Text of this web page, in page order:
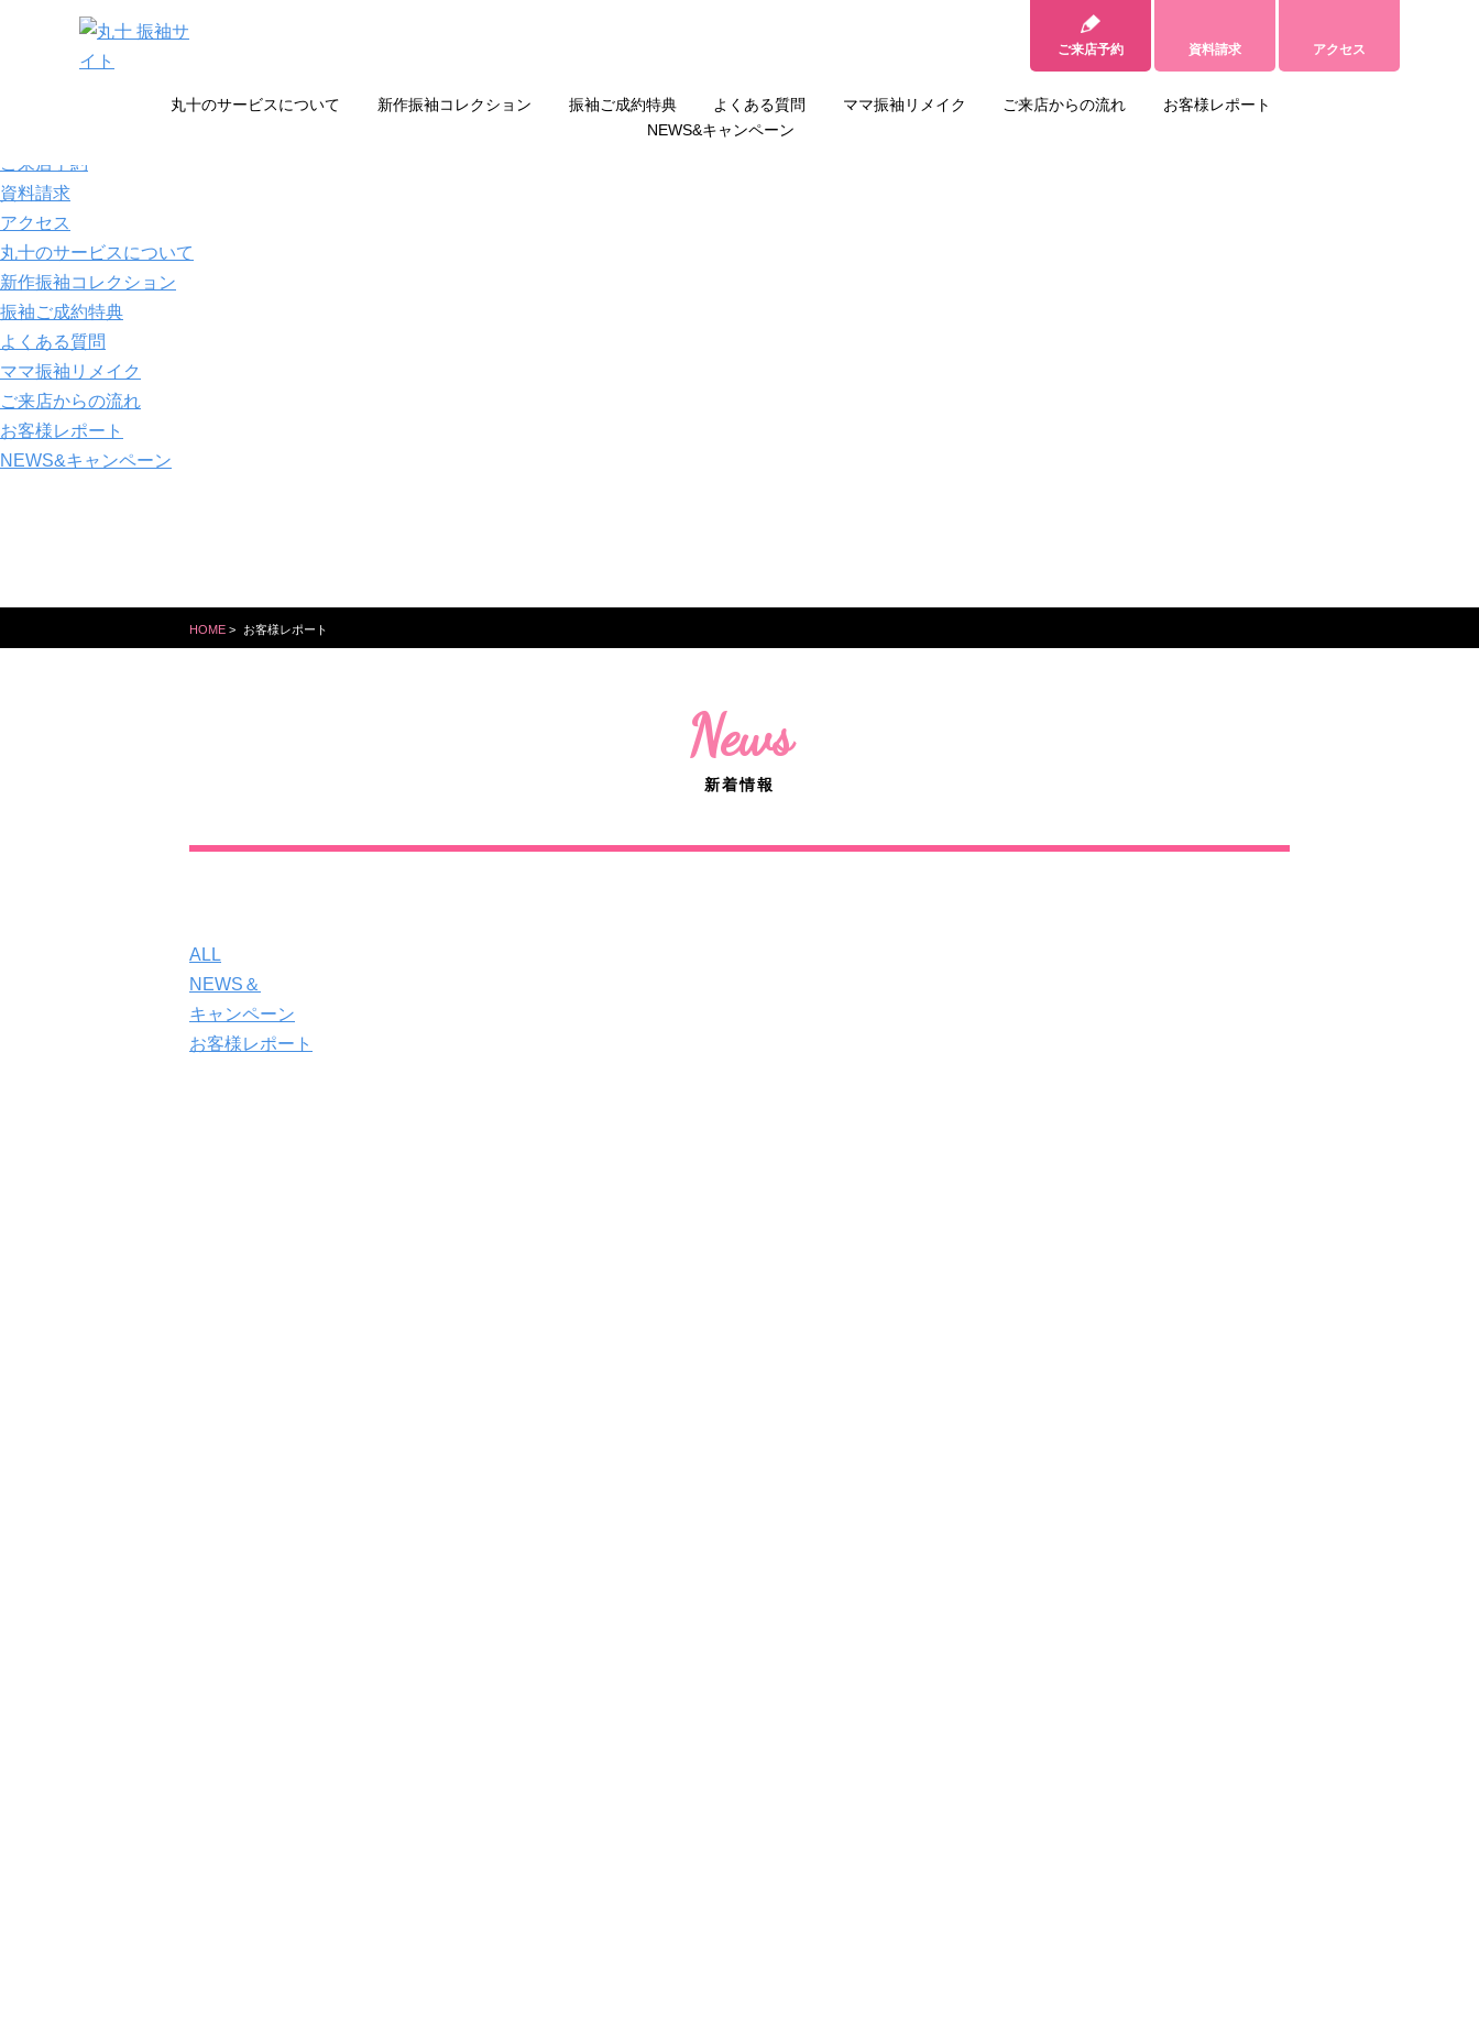
ご来店予約 資料請求 アクセス
丸十のサービスについて 新作振袖コレクション 振袖ご成約特典 よくある質問 ママ振袖リメイク ご来店からの流れ
お客様レポート
NEWS&キャンペーン
toggle navigation
ご来店予約
資料請求
アクセス
丸十のサービスについて
新作振袖コレクション
振袖ご成約特典
よくある質問
ママ振袖リメイク
ご来店からの流れ
お客様レポート
NEWS&キャンペーン
HOME > お客様レポート
News
新着情報
ALL
NEWS＆
キャンペーン
お客様レポート